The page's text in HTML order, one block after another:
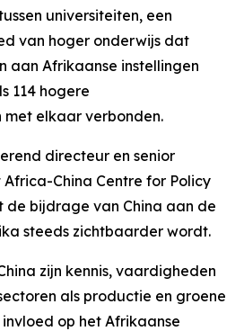
universiteiten, een
van hoger onderwijs dat
aan Afrikaanse instellingen
114 hogere
met elkaar verbonden.
directeur en senior
China Centre for Policy
de bijdrage van China aan de
steeds zichtbaarder wordt.
zijn kennis, vaardigheden
als productie en groene
op het Afrikaanse